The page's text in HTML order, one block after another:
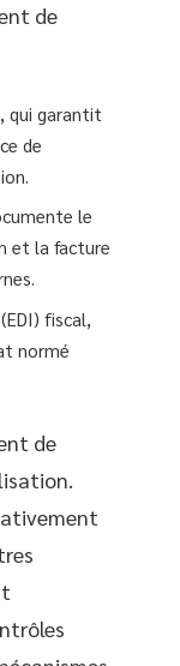
de
qui garantit
de
le
et la facture
fiscal,
normé
de